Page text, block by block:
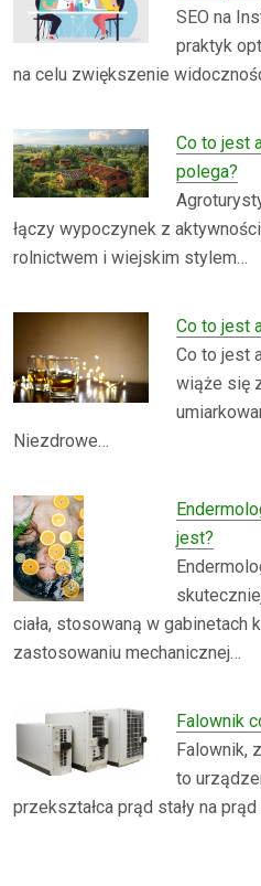
SEO na
praktyk
na celu zwiększenie
Co to jest
polega?
łączy wypoczynek z
rolnictwem i wiejskim stylem…
Co to jest
Co to jest
wiąże się
Niezdrowe…
jest?
ciała, stosowaną w gabinetach
zastosowaniu mechanicznej…
Falownik
Falownik,
to
przekształca prąd stały na